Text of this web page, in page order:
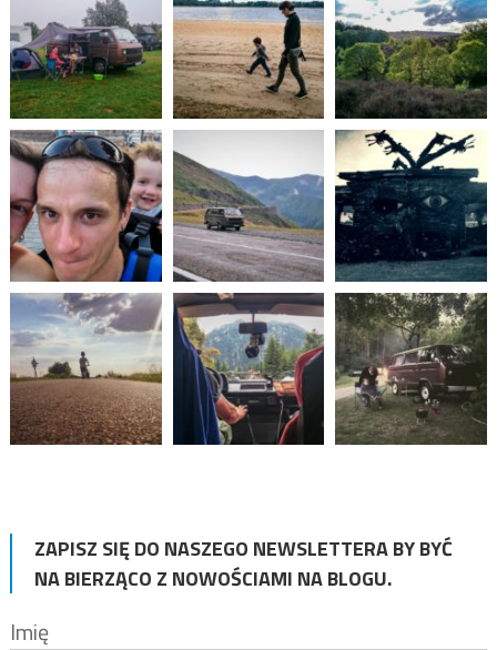
ZAPISZ SIĘ DO NASZEGO NEWSLETTERA BY BYĆ
NA BIERZĄCO Z NOWOŚCIAMI NA BLOGU.
Imię